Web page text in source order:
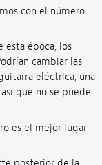
con el número
esta época, los
cambiar las
eléctrica, una
que no se puede
es el mejor lugar